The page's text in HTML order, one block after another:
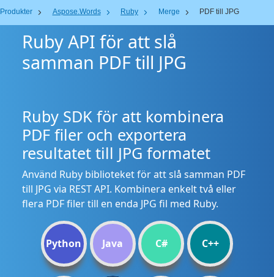
Produkter Aspose.Words Ruby Merge PDF till JPG
Ruby API för att slå
samman PDF till JPG
Ruby SDK för att kombinera
PDF filer och exportera
resultatet till JPG formatet
Använd Ruby biblioteket för att slå samman PDF
till JPG via REST API. Kombinera enkelt två eller
flera PDF filer till en enda JPG fil med Ruby.
Python Java C# C++